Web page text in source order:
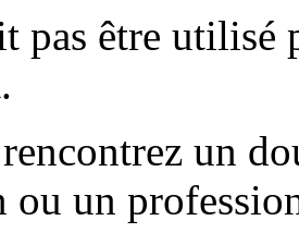
pas être utilisé
un
ou un